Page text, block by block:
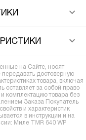
на Сайте, носят
достоверную
товара, включая
за собой право
комплектацию товара без
Заказа Покупатель
и характеристик
в инструкции и на
Миле TMR 640 WP